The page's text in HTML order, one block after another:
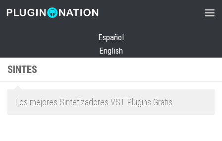
Saltar al contenido
Español
English
SINTES
Los mejores Sintetizadores VST Plugins Gratis